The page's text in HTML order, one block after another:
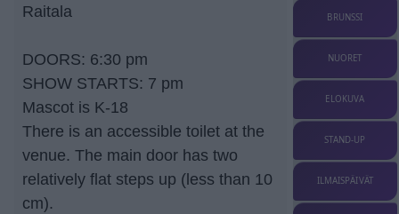
Raitala
DOORS: 6:30 pm
SHOW STARTS: 7 pm
Mascot is K-18
There is an accessible toilet at the
venue. The main door has two
relatively flat steps up (less than 10
cm).
BRUNSSI
NUORET
ELOKUVA
STAND-UP
ILMAISPÄIVÄT